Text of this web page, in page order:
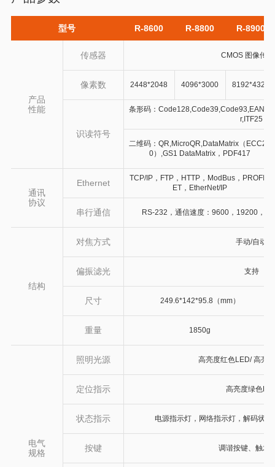
型号 R-8600 R-8800 R-8900
产品
性能
传感器 CMOS 图像传
像素数 2448*2048 4096*3000 8192*4320
识读符号
条形码：
r,ITF25
二维码：QR,MicroQR,DataMatrix（ECC20
0）,GS1 DataMatrix，PDF417
通讯
协议
Ethernet
TCP/IP，FTP，HTTP，ModBus，PROFIN
ET，EtherNet/IP
串行通信 RS-232，通信速度：9600，19200，
结构
对焦方式 手动/自动
偏振滤光 支持
尺寸 249.6*142*95.8（mm）
重量 1850g
电气
规格
照明光源 高亮度红色LED/ 高亮
定位指示 高亮度绿色
状态指示 电源指示灯，网络指示灯，解码状
按键 调谐按键、触发